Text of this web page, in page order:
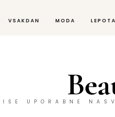
VSAKDAN MODA LEPOTA
UPORABNE